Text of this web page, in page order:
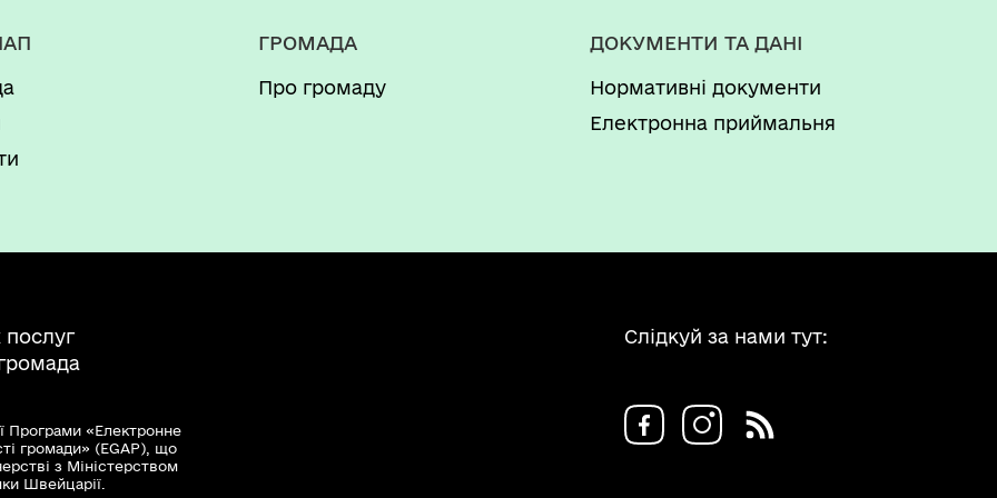
лікуванням
ГРОМАДА
Про громаду
ДОКУМЕНТИ ТА ДАНІ
Нормативні документи
Електронна приймальня
послуг
Програми «Електронне
громади» (EGAP), що
з Міністерством
Швейцарії.
Слідкуй за нами тут: